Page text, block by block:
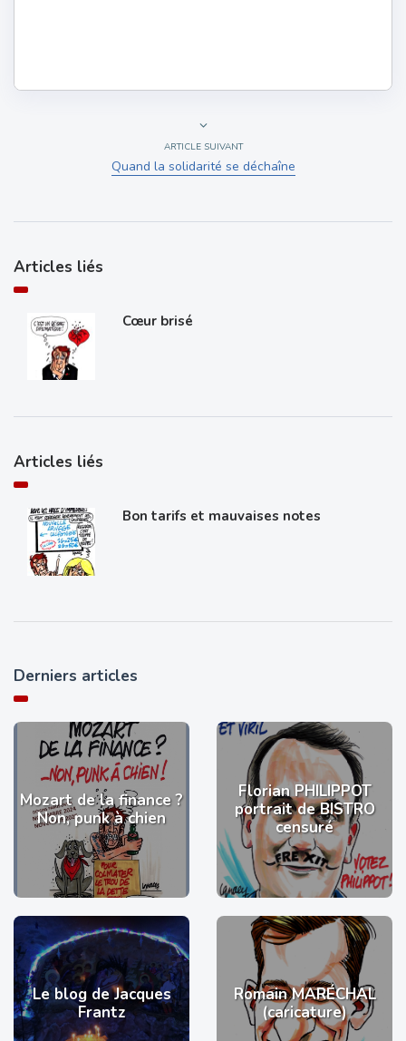
ARTICLE SUIVANT
Quand la solidarité se déchaîne
Articles liés
Cœur brisé
Articles liés
Bon tarifs et mauvaises notes
Derniers articles
Mozart de la finance ?
Non, punk à chien
Florian PHILIPPOT
portrait de BISTRO
censuré
Le blog de Jacques
Frantz
Romain MARÉCHAL
(caricature)